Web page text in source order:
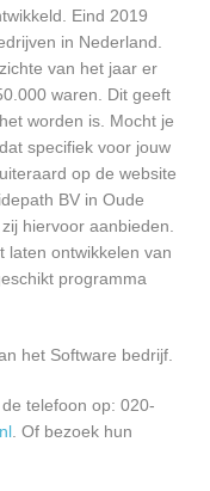
Eind 2019
in Nederland.
van het jaar er
waren. Dit geeft
worden is. Mocht je
specifiek voor jouw
op de website
BV in Oude
hiervoor aanbieden.
laten ontwikkelen van
programma
het Software bedrijf.
telefoon op: 020-
. Of bezoek hun